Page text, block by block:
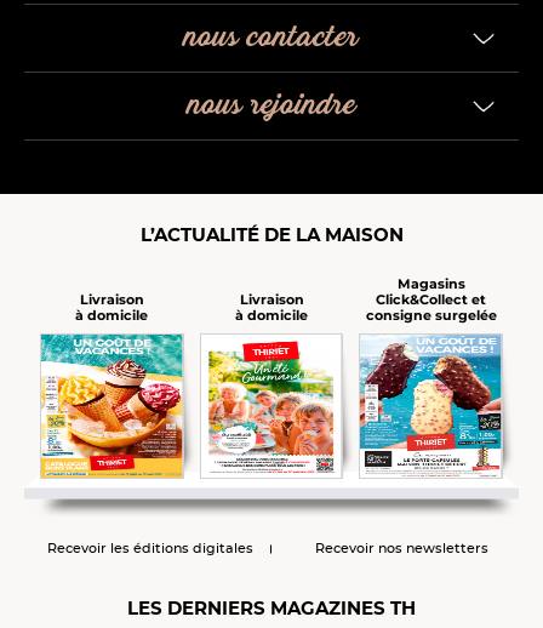
nous contacter
nous rejoindre
L’ACTUALITÉ DE LA MAISON
Livraison
à domicile
Livraison
à domicile
Magasins
Click&Collect et
consigne surgelée
Recevoir les éditions digitales Recevoir nos newsletters
LES DERNIERS MAGAZINES TH